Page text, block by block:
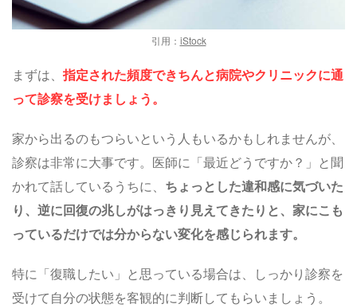
引用： iStock
まずは、 指定された頻度できちんと病院やクリニックに通
って診察を受けましょう。
家から出るのもつらいという人もいるかもしれませんが、
診察は非常に大事です。医師に「最近どうですか？」と聞
かれて話しているうちに、 ちょっとした違和感に気づいた
り、逆に回復の兆しがはっきり見えてきたりと、家にこも
っているだけでは分からない変化を感じられます。
特に「復職したい」と思っている場合は、しっかり診察を
受けて自分の状態を客観的に判断してもらいましょう。